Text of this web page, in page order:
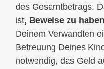
des Gesamtbetrags.
ist, Beweise zu haben
Deinem Verwandten
Betreuung Deines
notwendig, das Geld